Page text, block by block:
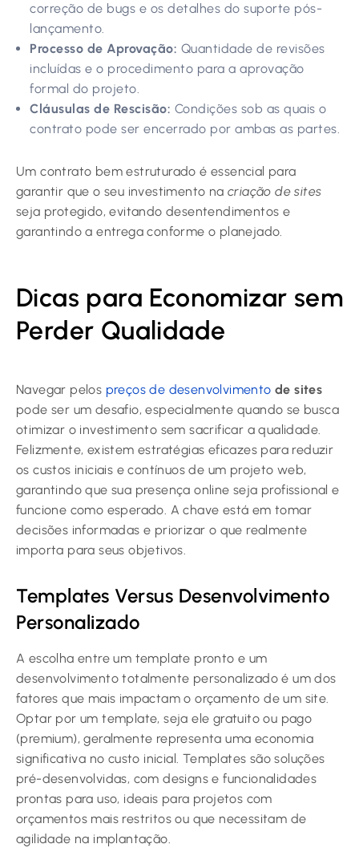
correção de bugs e os detalhes do suporte pós-
lançamento.
Processo de Aprovação: Quantidade de revisões
incluídas e o procedimento para a aprovação
formal do projeto.
Cláusulas de Rescisão: Condições sob as quais o
contrato pode ser encerrado por ambas as partes.
Um contrato bem estruturado é essencial para
garantir que o seu investimento na criação de sites
seja protegido, evitando desentendimentos e
garantindo a entrega conforme o planejado.
Dicas para Economizar sem
Perder Qualidade
Navegar pelos preços de desenvolvimento de sites
pode ser um desafio, especialmente quando se busca
otimizar o investimento sem sacrificar a qualidade.
Felizmente, existem estratégias eficazes para reduzir
os custos iniciais e contínuos de um projeto web,
garantindo que sua presença online seja profissional e
funcione como esperado. A chave está em tomar
decisões informadas e priorizar o que realmente
importa para seus objetivos.
Templates Versus Desenvolvimento
Personalizado
A escolha entre um template pronto e um
desenvolvimento totalmente personalizado é um dos
fatores que mais impactam o orçamento de um site.
Optar por um template, seja ele gratuito ou pago
(premium), geralmente representa uma economia
significativa no custo inicial. Templates são soluções
pré-desenvolvidas, com designs e funcionalidades
prontas para uso, ideais para projetos com
orçamentos mais restritos ou que necessitam de
agilidade na implantação.